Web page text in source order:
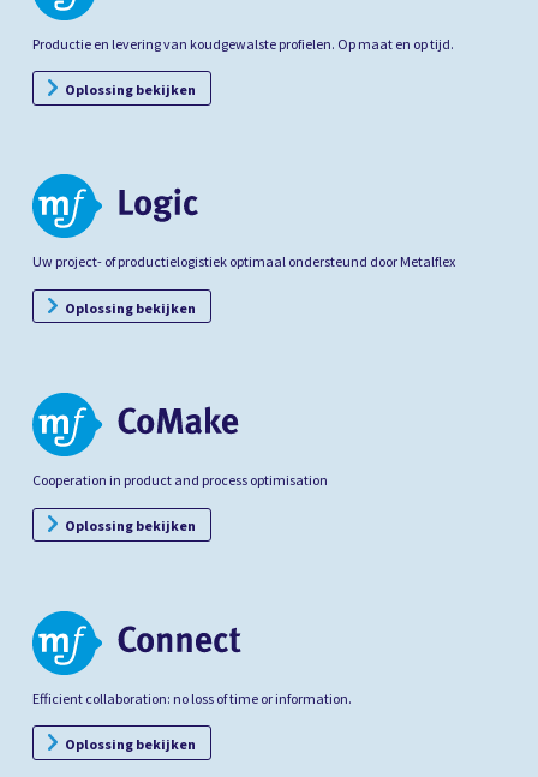
Productie en levering van koudgewalste profielen. Op maat en op tijd.
Oplossing bekijken
Uw project- of productielogistiek optimaal ondersteund door Metalflex
Oplossing bekijken
Cooperation in product and process optimisation
Oplossing bekijken
Efficient collaboration: no loss of time or information.
Oplossing bekijken